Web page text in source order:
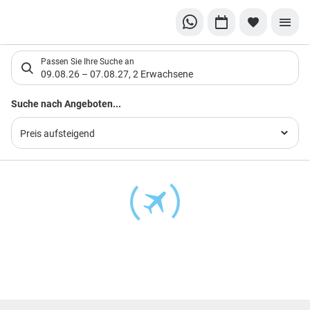
Suchlistenseite
Passen Sie Ihre Suche an
09.08.26 – 07.08.27, 2 Erwachsene
Suche nach Angeboten...
Preis aufsteigend